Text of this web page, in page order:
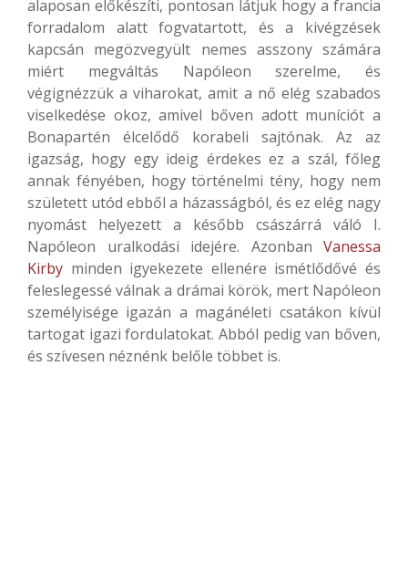
alaposan előkészíti, pontosan látjuk hogy a francia
forradalom alatt fogvatartott, és a kivégzések
kapcsán megözvegyült nemes asszony számára
miért megváltás Napóleon szerelme, és
végignézzük a viharokat, amit a nő elég szabados
viselkedése okoz, amivel bőven adott muníciót a
Bonapartén élcelődő korabeli sajtónak. Az az
igazság, hogy egy ideig érdekes ez a szál, főleg
annak fényében, hogy történelmi tény, hogy nem
született utód ebből a házasságból, és ez elég nagy
nyomást helyezett a később császárrá váló I.
Napóleon uralkodási idejére. Azonban Vanessa
Kirby minden igyekezete ellenére ismétlődővé és
feleslegessé válnak a drámai körök, mert Napóleon
személyisége igazán a magánéleti csatákon kívül
tartogat igazi fordulatokat. Abból pedig van bőven,
és szívesen néznénk belőle többet is.